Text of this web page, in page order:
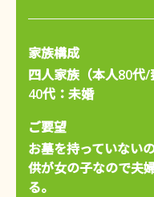
家族構成
四人家族（本人80代
40代：未婚
ご要望
お墓を持っていない
供が女の子なので夫
る。